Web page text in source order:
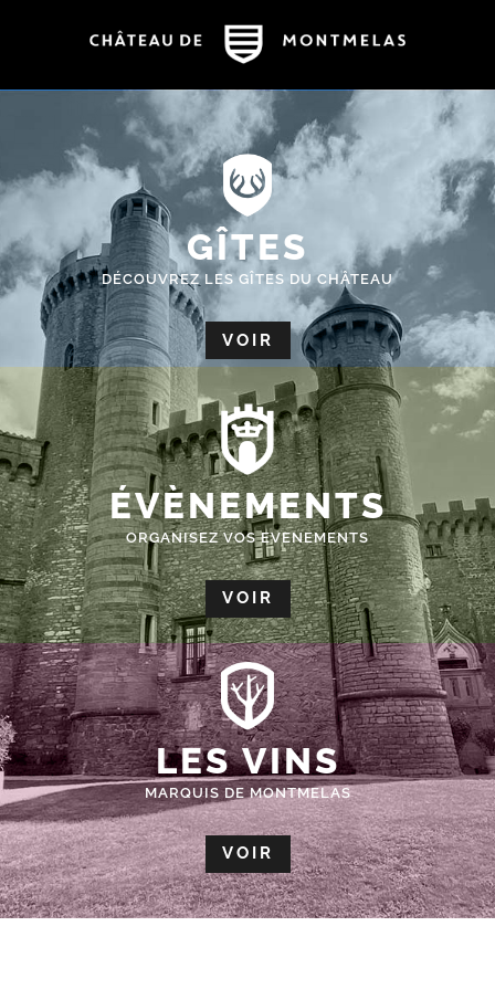
GÎTES
DÉCOUVREZ LES GÎTES DU CHÂTEAU
VOIR
ÉVÈNEMENTS
ORGANISEZ VOS EVENEMENTS
VOIR
LES VINS
MARQUIS DE MONTMELAS
VOIR